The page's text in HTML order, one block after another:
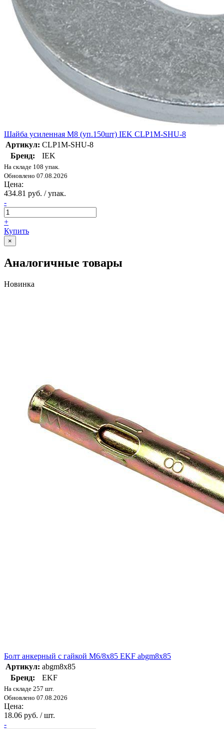
Шайба усиленная М8 (уп.150шт) IEK CLP1M-SHU-8
Артикул: CLP1M-SHU-8
Бренд:
IEK
На складе 108 упак.
Обновлено 07.08.2026
Цена:
434.81 руб. / упак.
-
+
Купить
×
Аналогичные товары
Новинка
Болт анкерный с гайкой М6/8х85 EKF abgm8x85
Артикул: abgm8x85
Бренд:
EKF
На складе 257 шт.
Обновлено 07.08.2026
Цена:
18.06 руб. / шт.
-